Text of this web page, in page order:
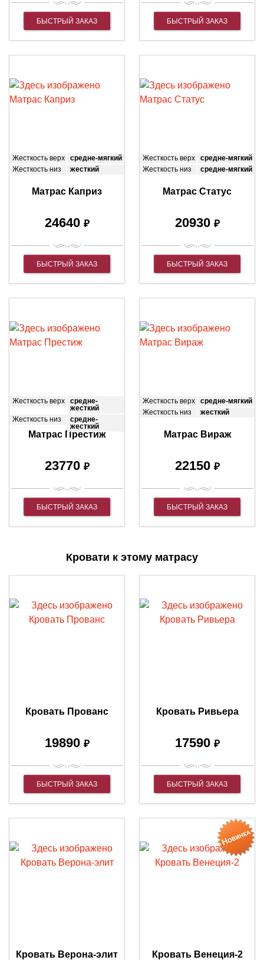
БЫСТРЫЙ ЗАКАЗ БЫСТРЫЙ ЗАКАЗ
Жесткость верх
средне-мягкий
Жесткость низ
жесткий
Матрас Каприз
24640 ₽
БЫСТРЫЙ ЗАКАЗ
Жесткость верх
средне-мягкий
Жесткость низ
средне-мягкий
Матрас Статус
20930 ₽
БЫСТРЫЙ ЗАКАЗ
Жесткость верх
средне-
жесткий
Жесткость низ
средне-
жесткий
Матрас Престиж
23770 ₽
БЫСТРЫЙ ЗАКАЗ
Жесткость верх
средне-мягкий
Жесткость низ
жесткий
Матрас Вираж
22150 ₽
БЫСТРЫЙ ЗАКАЗ
Кровати к этому матрасу
Кровать Прованс
19890 ₽
БЫСТРЫЙ ЗАКАЗ
Кровать Ривьера
17590 ₽
БЫСТРЫЙ ЗАКАЗ
Кровать Верона-элит Кровать Венеция-2